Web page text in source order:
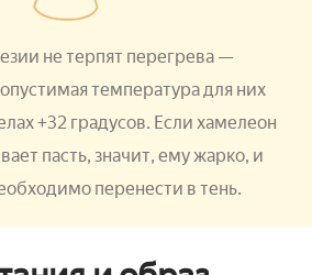
не терпят перегрева —
температура для них
+32 градусов. Если хамелеон
пасть, значит, ему жарко, и
перенести в тень.